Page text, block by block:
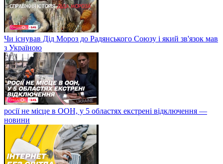
Чи існував Дід Мороз до Радянського Союзу і який зв'язок мав
з Україною
росії не місце в ООН, у 5 областях екстрені відключення —
новини